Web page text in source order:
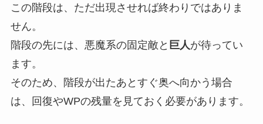
この階段は、ただ出現させれば終わりではありま
せん。
階段の先には、悪魔系の固定敵と 巨人が待ってい
ます。
そのため、階段が出たあとすぐ奥へ向かう場合
は、回復やWPの残量を見ておく必要があります。